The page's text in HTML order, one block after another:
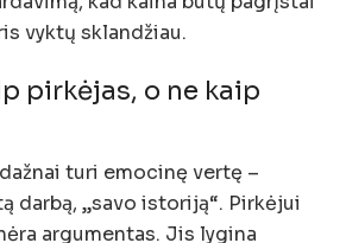
vyktų sklandžiau.
pirkėjas, o ne kaip
turi emocinę vertę –
darbą, „savo istoriją“. Pirkėjui
argumentas. Jis lygina